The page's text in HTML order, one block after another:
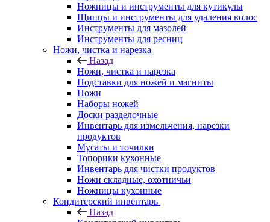
Ножницы и инструменты для кутикулы
Щипцы и инструменты для удаления волос
Инструменты для мазолей
Инструменты для ресниц
Ножи, чистка и нарезка
Назад
Ножи, чистка и нарезка
Подставки для ножей и магниты
Ножи
Наборы ножей
Доски разделочные
Инвентарь для измельчения, нарезки
продуктов
Мусаты и точилки
Топорики кухонные
Инвентарь для чистки продуктов
Ножи складные, охотничьи
Ножницы кухонные
Кондитерский инвентарь
Назад